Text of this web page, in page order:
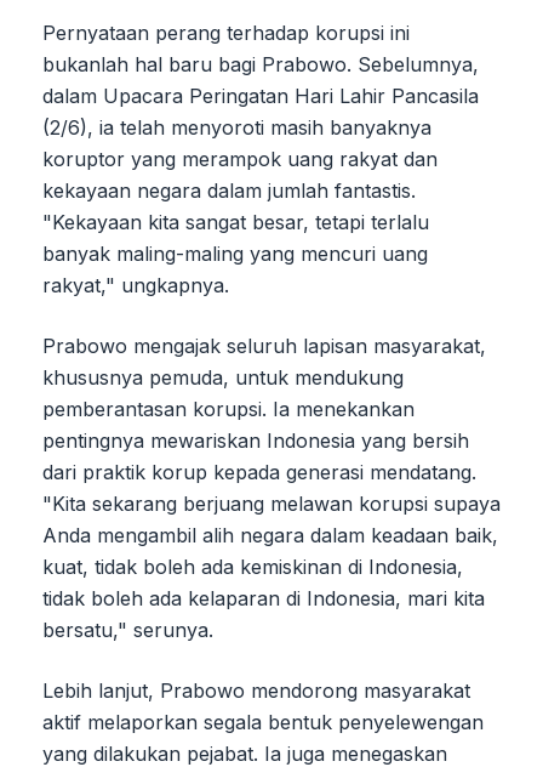
Pernyataan perang terhadap korupsi ini
bukanlah hal baru bagi Prabowo. Sebelumnya,
dalam Upacara Peringatan Hari Lahir Pancasila
(2/6), ia telah menyoroti masih banyaknya
koruptor yang merampok uang rakyat dan
kekayaan negara dalam jumlah fantastis.
"Kekayaan kita sangat besar, tetapi terlalu
banyak maling-maling yang mencuri uang
rakyat," ungkapnya.
Prabowo mengajak seluruh lapisan masyarakat,
khususnya pemuda, untuk mendukung
pemberantasan korupsi. Ia menekankan
pentingnya mewariskan Indonesia yang bersih
dari praktik korup kepada generasi mendatang.
"Kita sekarang berjuang melawan korupsi supaya
Anda mengambil alih negara dalam keadaan baik,
kuat, tidak boleh ada kemiskinan di Indonesia,
tidak boleh ada kelaparan di Indonesia, mari kita
bersatu," serunya.
Lebih lanjut, Prabowo mendorong masyarakat
aktif melaporkan segala bentuk penyelewengan
yang dilakukan pejabat. Ia juga menegaskan